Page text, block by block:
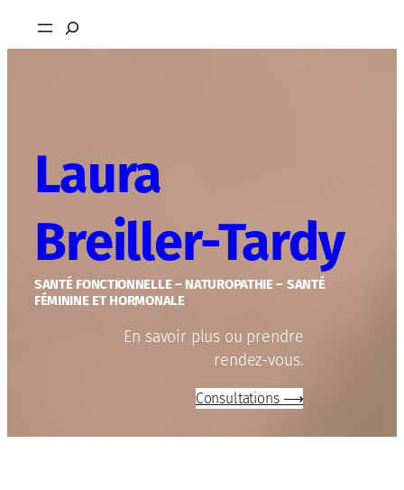
Rechercher
Laura
Breiller-Tardy
SANTÉ FONCTIONNELLE – NATUROPATHIE – SANTÉ
FÉMININE ET HORMONALE
En savoir plus ou prendre
rendez-vous.
Consultations ⟶